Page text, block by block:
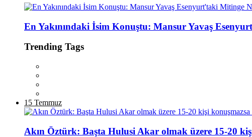
En Yakınındaki İsim Konuştu: Mansur Yavaş
Trending Tags
15 Temmuz
Akın Öztürk: Başta Hulusi Akar olmak üzere 15-20